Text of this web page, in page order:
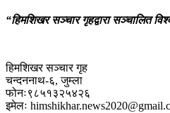
“हिमशिखर सञ्चार गृहद्वारा सञ्चालित
हिमशिखर सञ्चार गृह
चन्दननाथ-६, जुम्ला
फोनः९८५१३२५४२६
इमेलः